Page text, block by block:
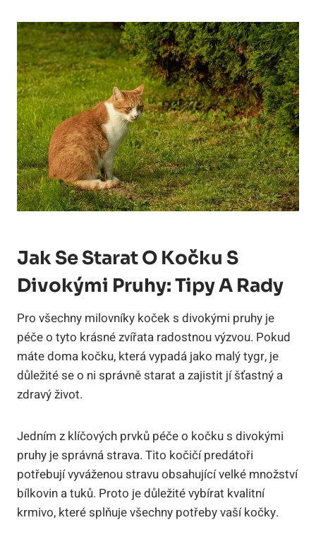
Jak Se Starat O Kočku S
Divokými Pruhy: Tipy A Rady
Pro všechny milovníky koček s divokými pruhy je
péče o tyto krásné zvířata radostnou výzvou. Pokud
máte doma kočku, která vypadá jako malý tygr, je
důležité se o ni správně starat a zajistit jí šťastný a
zdravý život.
Jedním z klíčových prvků péče o kočku s divokými
pruhy je správná strava. Tito kočičí predátoři
potřebují vyváženou stravu obsahující velké množství
bílkovin a tuků. Proto je důležité vybírat kvalitní
krmivo, které splňuje všechny potřeby vaší kočky.